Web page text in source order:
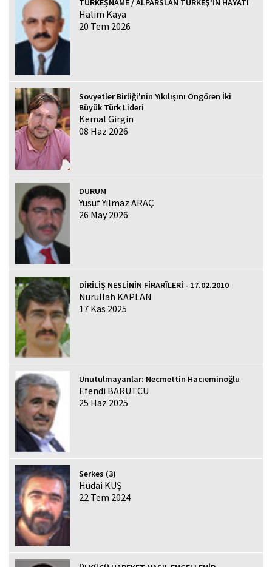
TÜRKEŞNAME / ALPARSLAN TÜRKEŞ’İN HAYATI
Halim Kaya
20 Tem 2026
Sovyetler Birliği'nin Yıkılışını Öngören İki
Büyük Türk Lideri
Kemal Girgin
08 Haz 2026
DURUM
Yusuf Yılmaz ARAÇ
26 May 2026
DİRİLİŞ NESLİNİN FİRARÎLERİ - 17.02.2010
Nurullah KAPLAN
17 Kas 2025
Unutulmayanlar: Necmettin Hacıeminoğlu
Efendi BARUTCU
25 Haz 2025
Serkes (3)
Hüdai KUŞ
22 Tem 2024